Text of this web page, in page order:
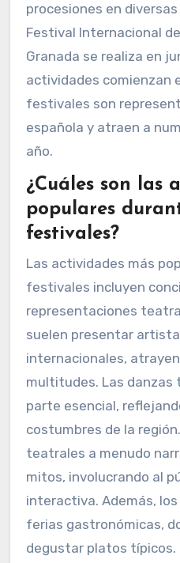
procesiones en
Festival Internacional
Granada se realiza en
actividades comienzan
festivales son
española y atraen a
año.
¿Cuáles son las
populares
festivales?
Las actividades más
festivales incluyen
representaciones
suelen presentar
internacionales,
multitudes. Las danzas
parte esencial,
costumbres de la
teatrales a menudo
mitos, involucrando al
interactiva. Además,
ferias gastronómicas,
degustar platos típicos.